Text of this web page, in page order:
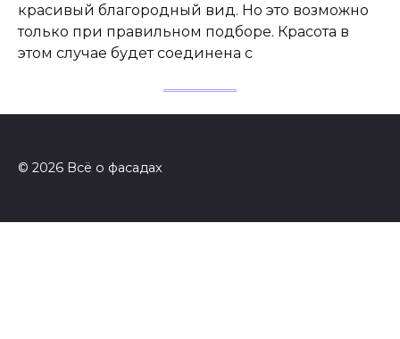
красивый благородный вид. Но это возможно
только при правильном подборе. Красота в
этом случае будет соединена с
© 2026 Всё о фасадах